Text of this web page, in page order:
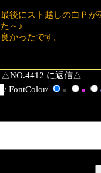
最後にスト越しの白Ｐが
た～♪
良かったです。
△NO.4412 に返信△
/ FontColor/ ● ●